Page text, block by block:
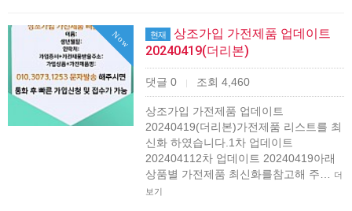
Now 현재
상조가입 가전제품 업데이트
20240419(더리본)
댓글 0 | 조회 4,460
상조가입 가전제품 업데이트
20240419(더리본)가전제품 리스트를 최
신화 하였습니다.1차 업데이트
202404112차 업데이트 20240419아래
상품별 가전제품 최신화를참고해 주…
더
보기